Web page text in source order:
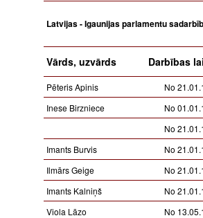
Latvijas - Igaunijas parlamentu
Vārds, uzvārds Darbības
Pēteris Apinis
No
Inese Birzniece
No
No
Imants Burvis
No
Ilmārs Geige
No
Imants Kalniņš
No
Viola Lāzo
No